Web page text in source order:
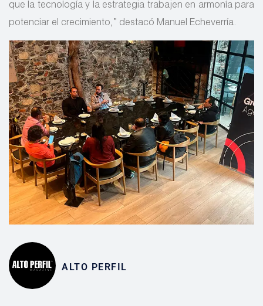
que la tecnología y la estrategia trabajen en armonía para
potenciar el crecimiento,” destacó Manuel Echeverría.
ALTO PERFIL